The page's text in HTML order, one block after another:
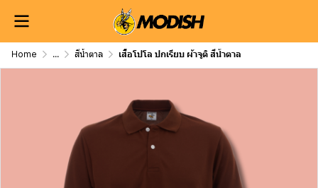
Home ... สีน้ำตาล เสื้อโปโล ปกเรียบ ผ้าจูติ สีน้ำตาล